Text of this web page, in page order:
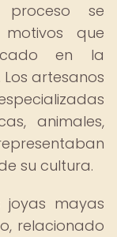
se
que
en la
artesanos
animales,
su cultura.
mayas
relacionado